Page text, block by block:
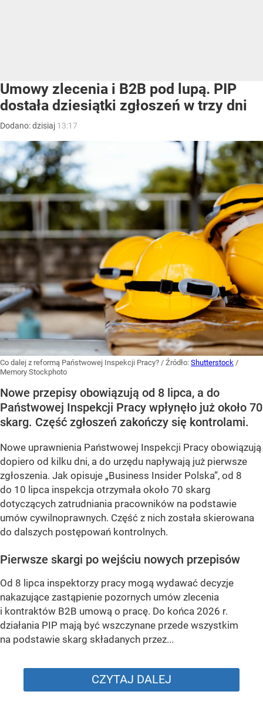
Umowy zlecenia i B2B pod lupą. PIP
dostała dziesiątki zgłoszeń w trzy dni
Dodano:dzisiaj 13:17
Co dalej z reformą Państwowej Inspekcji Pracy? / Źródło: Shutterstock /
Memory Stockphoto
Nowe przepisy obowiązują od 8 lipca, a do
Państwowej Inspekcji Pracy wpłynęło już około 70
skarg. Część zgłoszeń zakończy się kontrolami.
Nowe uprawnienia Państwowej Inspekcji Pracy obowiązują
dopiero od kilku dni, a do urzędu napływają już pierwsze
zgłoszenia. Jak opisuje „Business Insider Polska”, od 8
do 10 lipca inspekcja otrzymała około 70 skarg
dotyczących zatrudniania pracowników na podstawie
umów cywilnoprawnych. Część z nich została skierowana
do dalszych postępowań kontrolnych.
Pierwsze skargi po wejściu nowych przepisów
Od 8 lipca inspektorzy pracy mogą wydawać decyzje
nakazujące zastąpienie pozornych umów zlecenia
i kontraktów B2B umową o pracę. Do końca 2026 r.
działania PIP mają być wszczynane przede wszystkim
na podstawie skarg składanych przez...
CZYTAJ DALEJ